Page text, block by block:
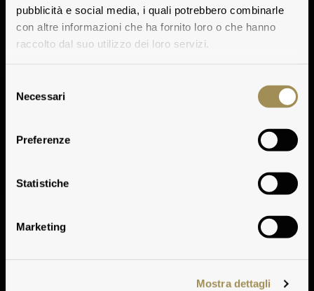
pubblicità e social media, i quali potrebbero combinarle
con altre informazioni che ha fornito loro o che hanno
raccolto dal suo utilizzo dei loro servizi.
delNecessari
Preferenze
Statistiche
Marketing
Mostra dettagli
Tasting Notes